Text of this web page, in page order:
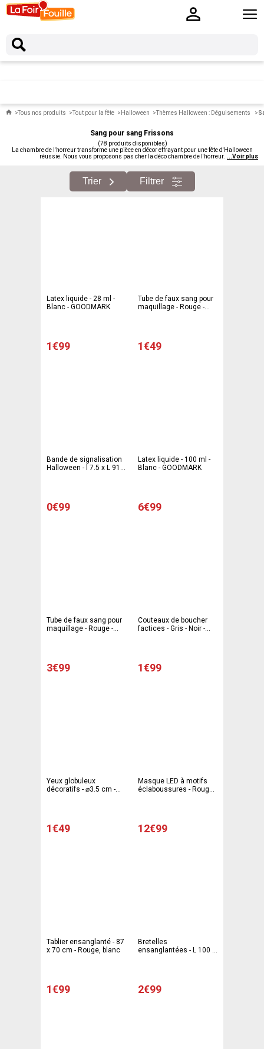
Tous nos produits Tout pour la fête Halloween Thèmes Halloween : Déguisements
Sang pour sang Frissons
(78 produits disponibles)
La chambre de l'horreur transforme une pièce en décor effrayant pour une fête d'Halloween
réussie. Nous vous proposons pas cher la déco chambre de l'horreur. ...Voir plus
Trier Filtrer
Latex liquide - 28 ml -
Blanc - GOODMARK
1€99
Tube de faux sang pour
maquillage - Rouge -
1€49
Bande de signalisation
Halloween - l 7.5 x L 915
0€99
Latex liquide - 100 ml -
Blanc - GOODMARK
6€99
Tube de faux sang pour
maquillage - Rouge -
3€99
Couteaux de boucher
factices - Gris - Noir -
1€99
Yeux globuleux
décoratifs - ⌀3.5 cm -
1€49
Masque LED à motifs
éclaboussures - Rouge -
12€99
Tablier ensanglanté - 87
x 70 cm - Rouge, blanc
1€99
Bretelles
ensanglantées - L 100 -
2€99